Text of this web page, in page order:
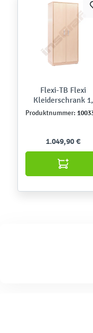
Flexi-TB Flexi
Kleiderschrank 1,
Ahorn-Jylland-TB
Produktnummer:
1.049,90 €